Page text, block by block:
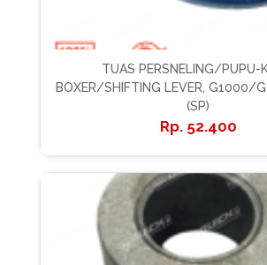
TUAS PERSNELING/PUPU-
BOXER/SHIFTING LEVER, G1000/
(SP)
52.400